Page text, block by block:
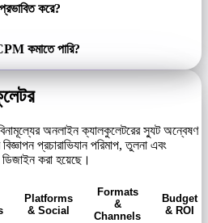
করে?
কমাতে পারি?
অনলাইন ক্যালকুলেটরের স্যুট অন্বেষণ
প্রচারাভিযান পরিমাপ, তুলনা এবং
করা হয়েছে।
Platforms
& Social
Formats
&
Channels
Budget
& ROI